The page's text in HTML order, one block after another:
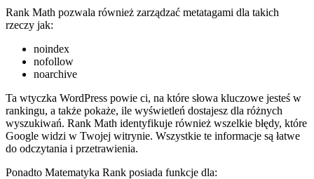
Rank Math pozwala również zarządzać metatagami dla takich
rzeczy jak:
noindex
nofollow
noarchive
Ta wtyczka WordPress powie ci, na które słowa kluczowe jesteś w
rankingu, a także pokaże, ile wyświetleń dostajesz dla różnych
wyszukiwań. Rank Math identyfikuje również wszelkie błędy, które
Google widzi w Twojej witrynie. Wszystkie te informacje są łatwe
do odczytania i przetrawienia.
Ponadto Matematyka Rank posiada funkcje dla: